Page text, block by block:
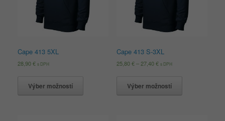
Cape 413 5XL
28,90€ s DPH
Výber možností
Cape 413 S-3XL
25,80€–27,40€ s DPH
Výber možností